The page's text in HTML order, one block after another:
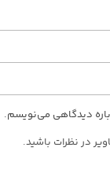
دیدگاهی می‌نویسم.
در نظرات باشید.